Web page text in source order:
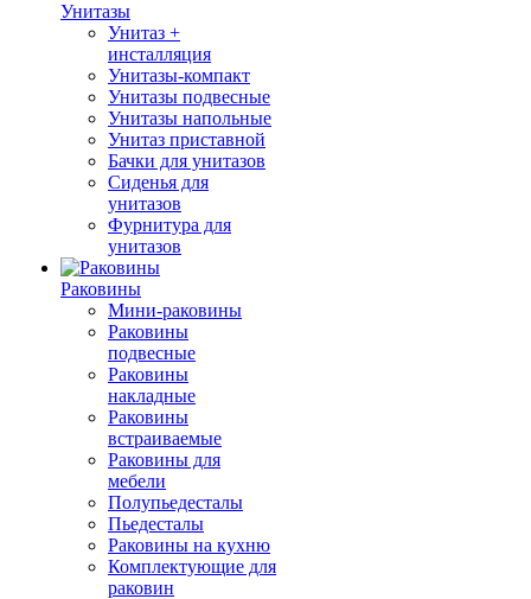
Унитазы
Унитаз +
инсталляция
Унитазы-компакт
Унитазы подвесные
Унитазы напольные
Унитаз приставной
Бачки для унитазов
Сиденья для
унитазов
Фурнитура для
унитазов
Раковины
Мини-раковины
Раковины
подвесные
Раковины
накладные
Раковины
встраиваемые
Раковины для
мебели
Полупьедесталы
Пьедесталы
Раковины на кухню
Комплектующие для
раковин